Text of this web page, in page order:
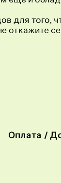
для того,
откажите
Оплата /